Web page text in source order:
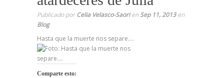
Publicado porCelia Velasco-SaorienSep 11, 2013en
Blog
Hasta que la muerte nos separe….
Comparte esto: